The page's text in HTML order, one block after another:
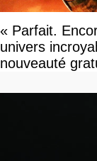
« Parfait.
univers
nouveauté